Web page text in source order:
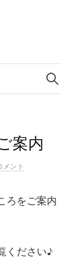
検
索:
案内
メント
ろをご案内
ください♪